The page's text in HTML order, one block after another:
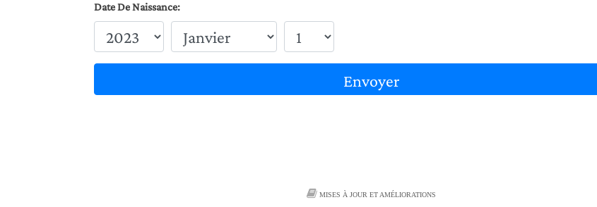
Date De Naissance:
Envoyer
MISES À JOUR ET AMÉLIORATIONS